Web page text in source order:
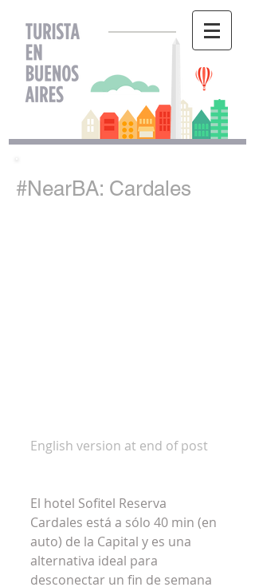
#NearBA: Cardales
English version at end of post
El hotel Sofitel Reserva
Cardales está a sólo 40 min (en
auto) de la Capital y es una
alternativa ideal para
desconectar un fin de semana